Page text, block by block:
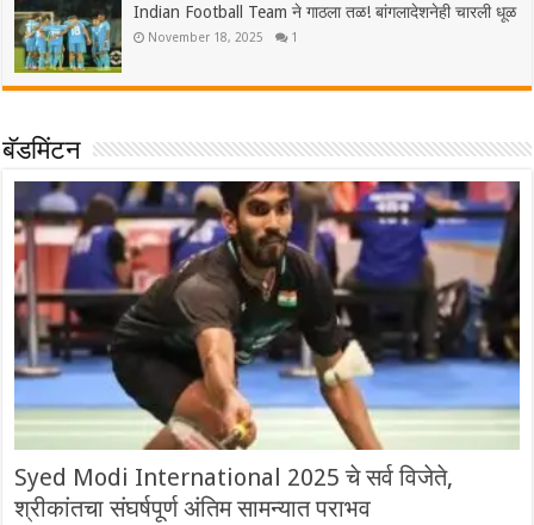
Indian Football Team ने गाठला तळ! बांगलादेशनेही चारली धूळ
November 18, 2025 1
बॅडमिंटन
Syed Modi International 2025 चे सर्व विजेते,
श्रीकांतचा संघर्षपूर्ण अंतिम सामन्यात पराभव